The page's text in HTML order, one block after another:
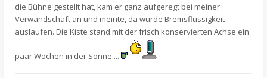
die Bühne gestellt hat, kam er ganz aufgeregt bei meiner
Verwandschaft an und meinte, da würde Bremsflüssigkeit
auslaufen. Die Kiste stand mit der frisch konservierten Achse ein
paar Wochen in der Sonne....